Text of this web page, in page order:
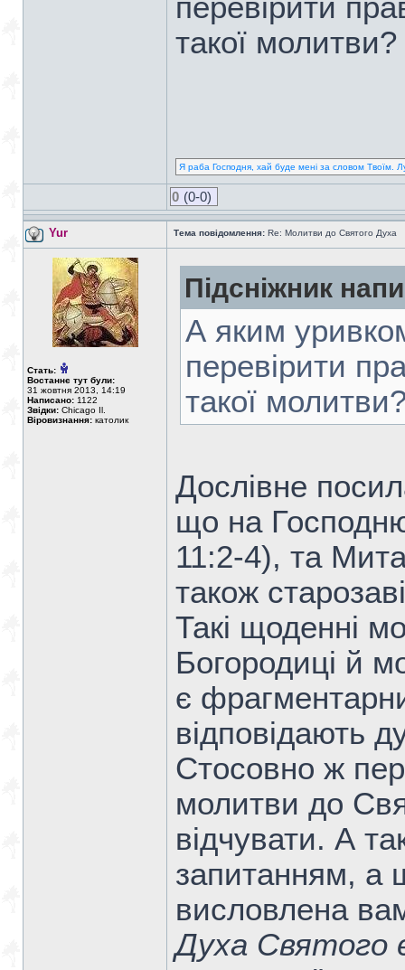
перевірити
такої молитви?
Я раба Господня, хай буде мені за словом Твоїм.
0 (0-0)
Yur Тема повідомлення: Re: Молитви до Святого Духа
Стать:
Востаннє тут були:
31 жовтня 2013, 14:19
Написано: 1122
Звідки: Chicago Il.
Віровизнання: католик
Підсніжник
А яким
перевірити
такої
Дослівне
що на
11:2-4), та
також
Такі щоденні
Богородиці й
є
відповідають
Стосовно ж
молитви до
відчувати. А
запитанням, а
висловлена
Духа Святого